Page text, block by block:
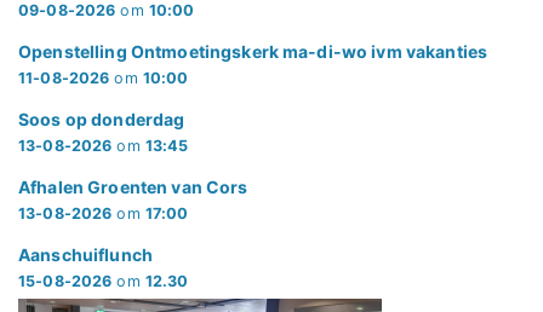
09-08-2026 om 10:00
Openstelling Ontmoetingskerk ma-di-wo ivm vakanties
11-08-2026 om 10:00
Soos op donderdag
13-08-2026 om 13:45
Afhalen Groenten van Cors
13-08-2026 om 17:00
Aanschuiflunch
15-08-2026 om 12.30